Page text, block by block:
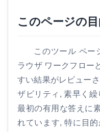
このページの
このツール ペー
ラウザ ワークフロー
すい結果がレビュー
ザビリティ, 素早く
最初の有用な答えに
れています, 特に目